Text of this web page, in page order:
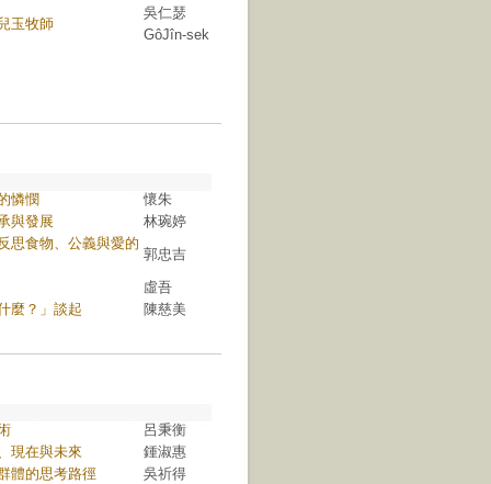
玉牧師
吳仁瑟
Gô͘Jîn-sek
憐憫
懷朱
與發展
林琬婷
思食物、公義與愛的
郭忠吉
虛吾
麼？」談起
陳慈美
呂秉衡
現在與未來
鍾淑惠
體的思考路徑
吳祈得